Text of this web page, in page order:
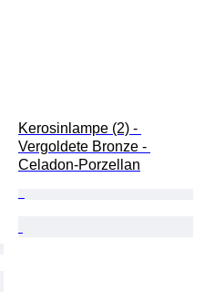
Kerosinlampe (2) -
Vergoldete Bronze -
Celadon-Porzellan